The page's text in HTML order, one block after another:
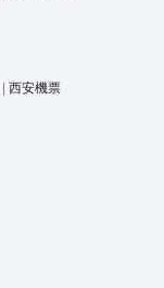
| 西安機票